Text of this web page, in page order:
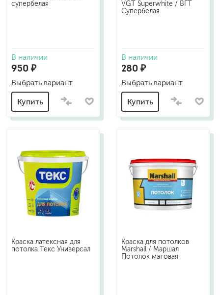
супербелая
В наличии
950 ₽
Выбрать вариант
Купить
VGT Superwhite / ВГТ
Супербелая
В наличии
280 ₽
Выбрать вариант
Купить
Краска латексная для
потолка Текс Универсал
Краска для потолков
Marshall / Маршал
Потолок матовая